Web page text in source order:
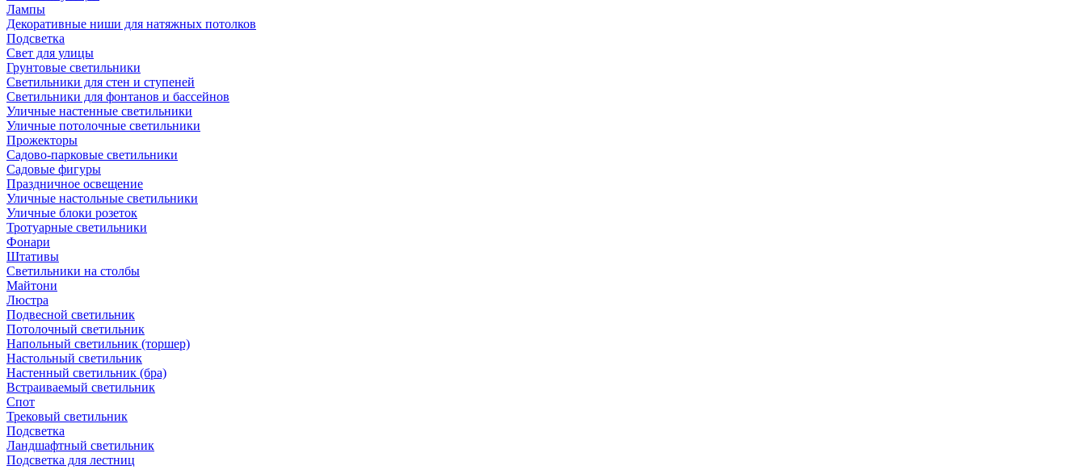
Лампы
Декоративные ниши для натяжных потолков
Подсветка
Свет для улицы
Грунтовые светильники
Светильники для стен и ступеней
Светильники для фонтанов и бассейнов
Уличные настенные светильники
Уличные потолочные светильники
Прожекторы
Садово-парковые светильники
Садовые фигуры
Праздничное освещение
Уличные настольные светильники
Уличные блоки розеток
Тротуарные светильники
Фонари
Штативы
Светильники на столбы
Майтони
Люстра
Подвесной светильник
Потолочный светильник
Напольный светильник (торшер)
Настольный светильник
Настенный светильник (бра)
Встраиваемый светильник
Спот
Трековый светильник
Подсветка
Ландшафтный светильник
Подсветка для лестниц